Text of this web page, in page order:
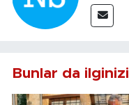
Bunlar da